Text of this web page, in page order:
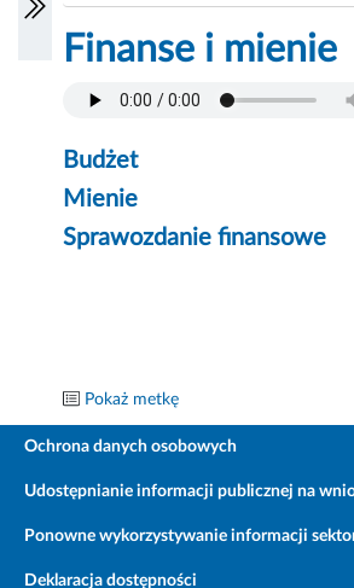
Finanse i mienie
Budżet
Mienie
Sprawozdanie finansowe
Pokaż metkę
Ochrona danych osobowych
Udostępnianie informacji publicznej na
Ponowne wykorzystywanie informacji
Deklaracja dostępności